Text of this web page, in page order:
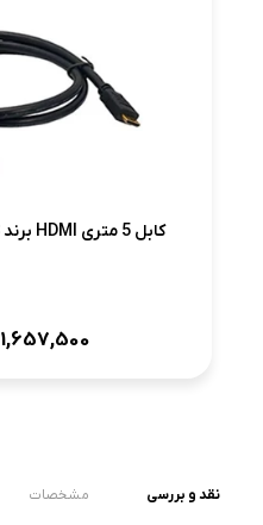
کابل 5 متری HDMI برند RTC رزولوشن 4K
1,657,500
نقد و بررسی مشخصات